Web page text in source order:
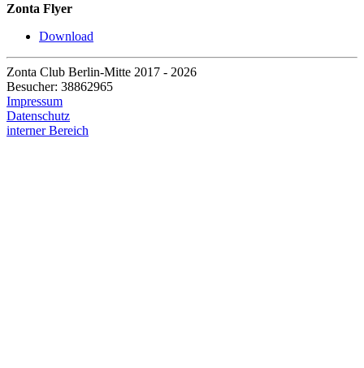
Zonta Flyer
Download
Zonta Club Berlin-Mitte 2017 - 2026
Besucher: 38862965
Impressum
Datenschutz
interner Bereich